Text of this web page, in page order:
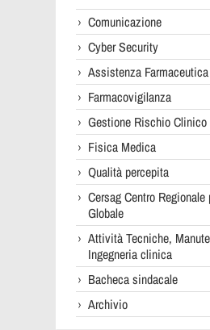
Comunicazione
Cyber Security
Assistenza Farmaceutica
Farmacovigilanza
Gestione Rischio Clinico
Fisica Medica
Qualità percepita
Cersag Centro
Globale
Attività Tecniche,
Ingegneria clinica
Bacheca sindacale
Archivio